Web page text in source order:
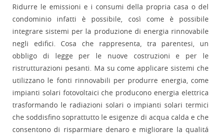
Ridurre le emissioni e i consumi della propria casa o del
condominio infatti è possibile, così come è possibile
integrare sistemi per la produzione di energia rinnovabile
negli edifici. Cosa che rappresenta, tra parentesi, un
obbligo di legge per le nuove costruzioni e per le
ristrutturazioni pesanti. Ma su come applicare sistemi che
utilizzano le fonti rinnovabili per produrre energia, come
impianti solari fotovoltaici che producono energia elettrica
trasformando le radiazioni solari o impianti solari termici
che soddisfino soprattutto le esigenze di acqua calda e che
consentono di risparmiare denaro e migliorare la qualitá